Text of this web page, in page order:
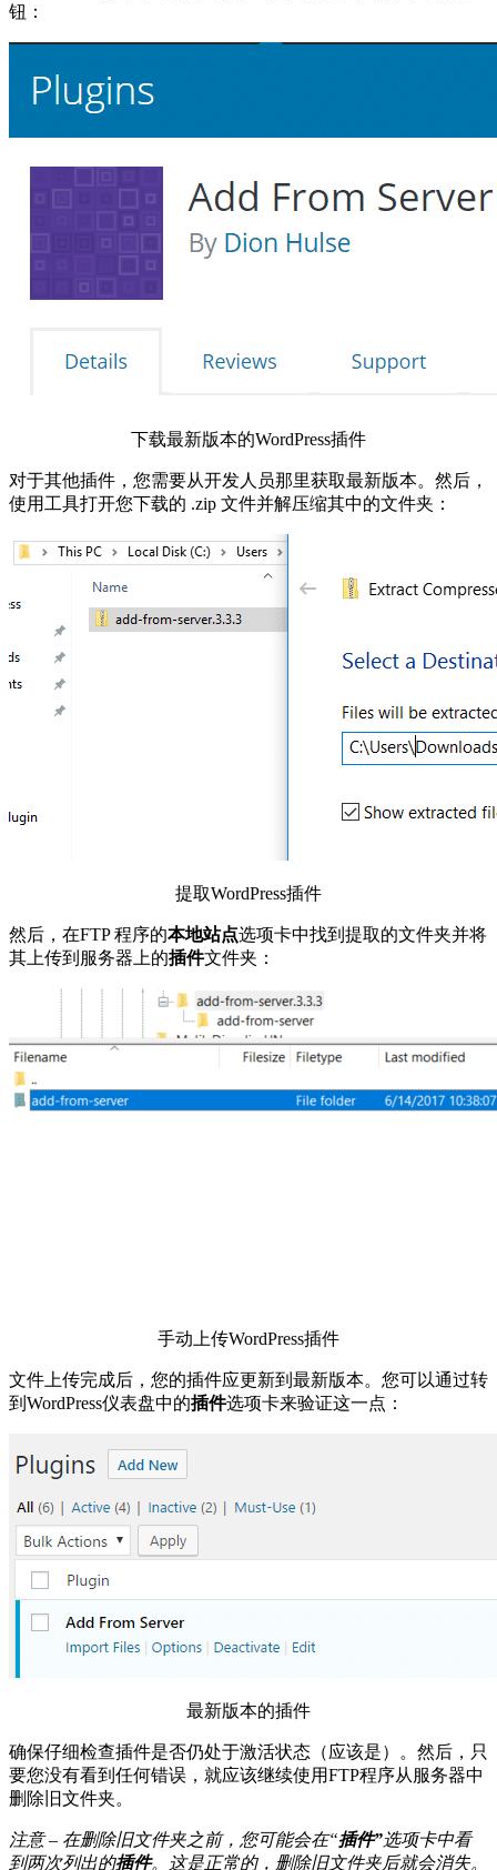
钮：
下载最新版本的WordPress插件
对于其他插件，您需要从开发人员那里获取最新版本。然后，
使用工具打开您下载的 .zip 文件并解压缩其中的文件夹：
提取WordPress插件
然后，在FTP 程序的本地站点选项卡中找到提取的文件夹并将
其上传到服务器上的插件文件夹：
手动上传WordPress插件
文件上传完成后，您的插件应更新到最新版本。您可以通过转
到WordPress仪表盘中的插件选项卡来验证这一点：
最新版本的插件
确保仔细检查插件是否仍处于激活状态（应该是）。然后，只
要您没有看到任何错误，就应该继续使用FTP程序从服务器中
删除旧文件夹。
注意 – 在删除旧文件夹之前，您可能会在“插件”选项卡中看
到两次列出的插件。这是正常的，删除旧文件夹后就会消失。